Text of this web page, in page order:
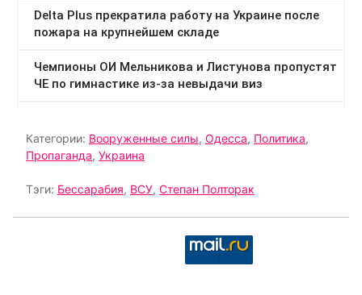
Категории: Вооруженные силы, Одесса, Политика,
Пропаганда, Украина
Тэги: Бессарабия, ВСУ, Степан Полторак